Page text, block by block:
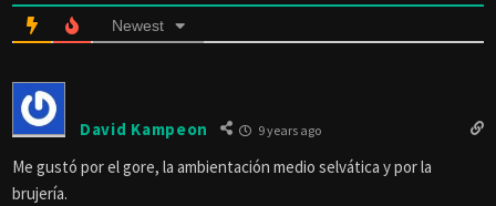
Newest
David Kampeon 9 years ago
Me gustó por el gore, la ambientación medio selvática y por la
brujería.